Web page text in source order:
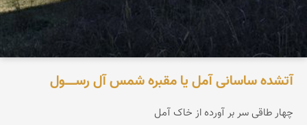
آتشده ساسانی آمل یا مقبره شمس آل‌ رســـــول
چهار طاقی سر بر آورده از خاک آمل